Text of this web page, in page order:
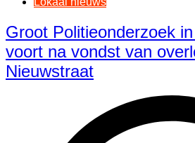
Groot Politieonderzoek
voort na vondst van
Nieuwstraat